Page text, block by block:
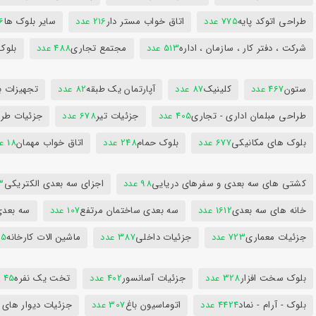
طراحی اتوکد پایه775 عدد اتاق خواب مستر دار216 عدد سایر بلوک ها
شرکت ، دفتر کار ، سازمان ، اداره513 عدد مجتمع تجاری488 عدد
ستون467 عدد کلینیک87 عدد آپارتمان یک طبقه82 عدد
تجهیزات
طراحی مبلمان اداری - تجاری405 عدد جزئیات تیر678 عدد
جزئیات
بلوک های مکانیکی677 عدد بلوک حمام248 عدد اتاق خواب مهمان18 عدد
کشتی های سه بعدی و سفرهای دریایی98 عدد اجزای سه بعدی الکتریکی
خانه های سه بعدی1612 عدد سه بعدی ساختمان مرتفع107 عدد
سه
جزئیات معماری723 عدد جزئیات داخلی387 عدد ماشین الات کارخانه
بلوک سخت افزار328 عدد جزئیات آسانسور402 عدد تخت یک نفره45 عدد
بلوک - آرام - نماد4424 عدد اتوماسیون باغ307 عدد جزئیات دیوار